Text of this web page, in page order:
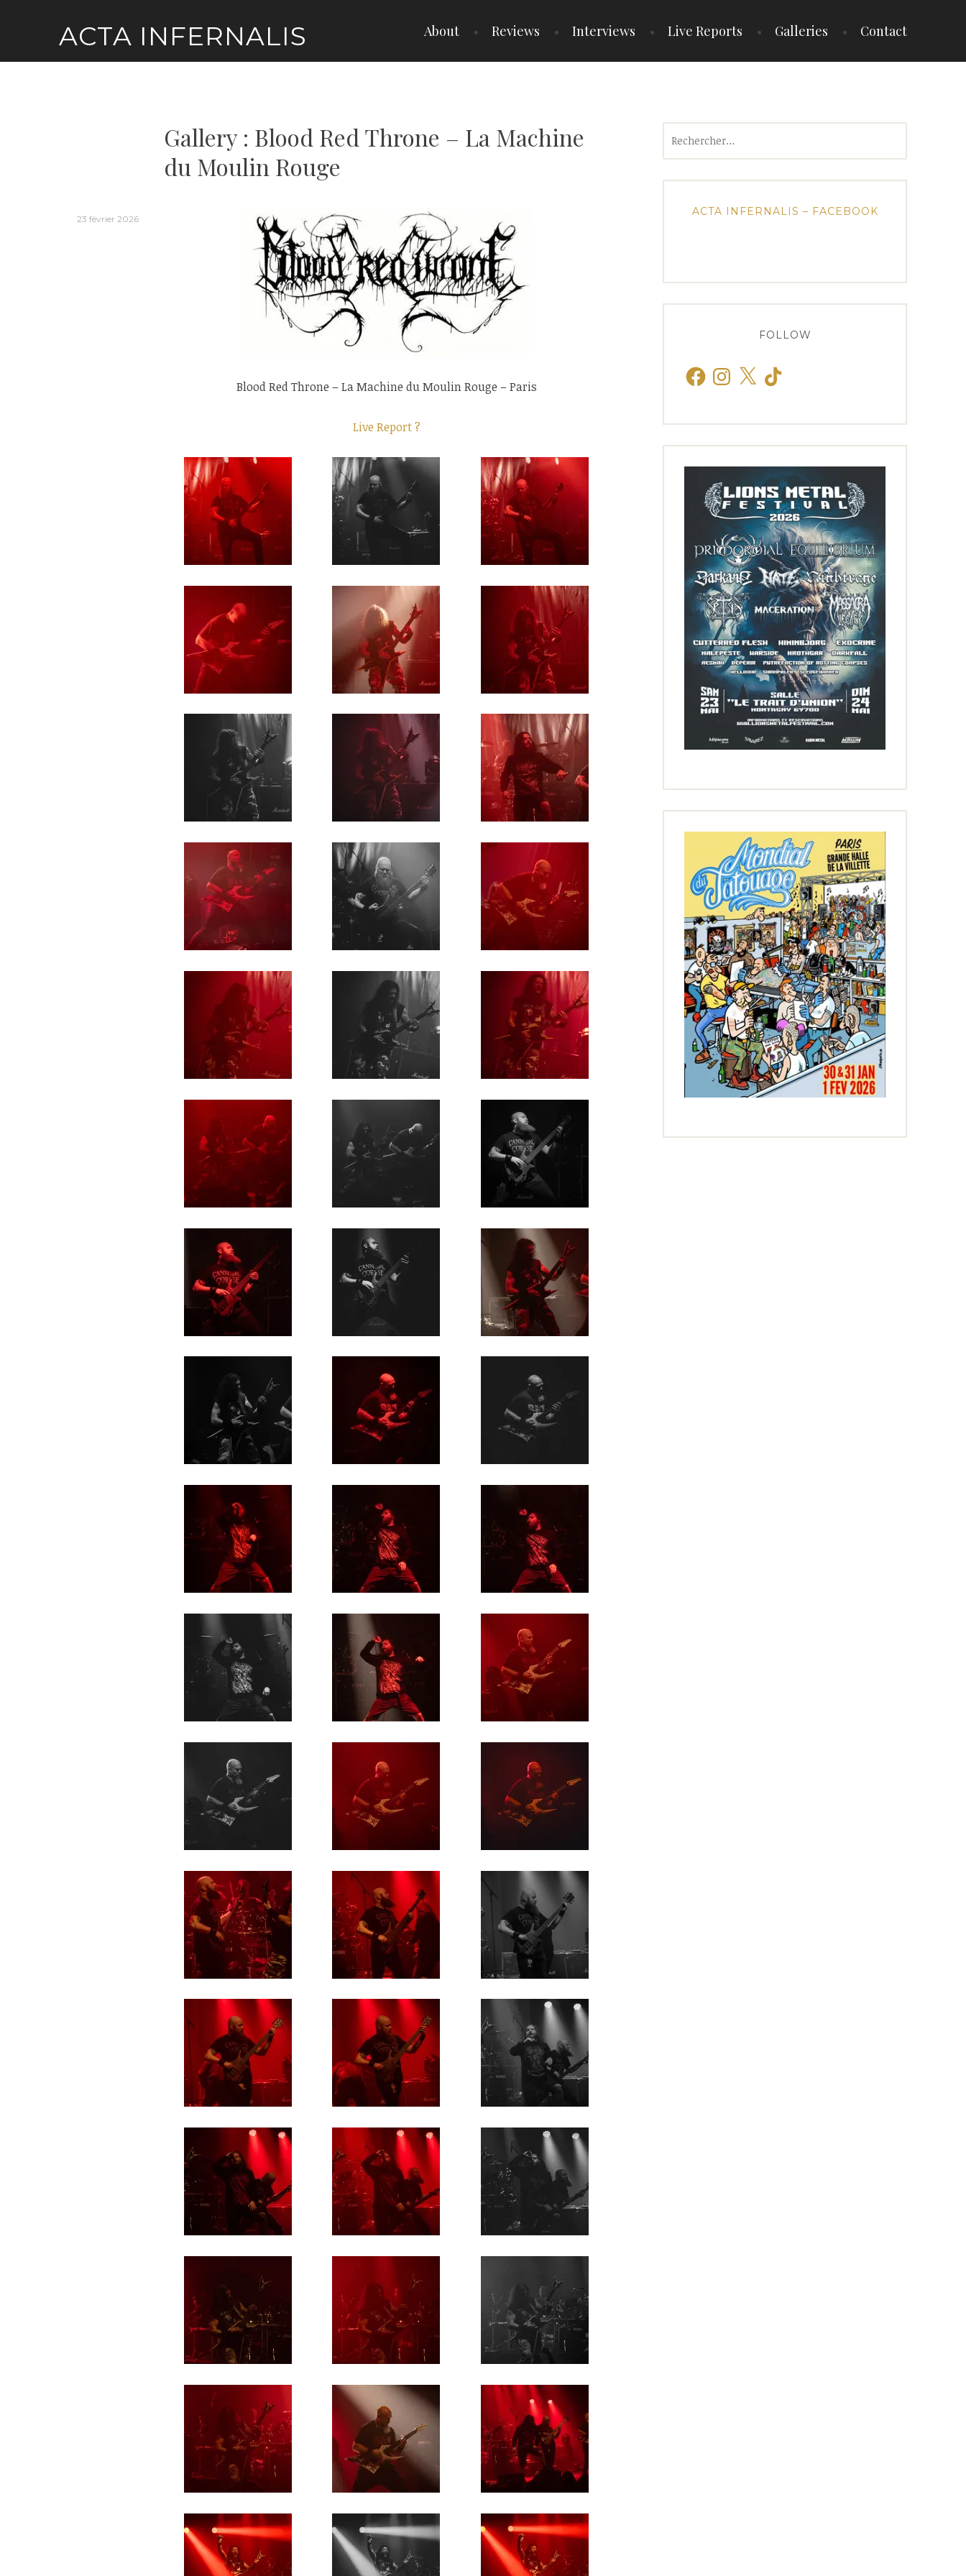
ACTA INFERNALIS About Reviews Interviews Live Reports Galleries Contact
Gallery : Blood Red Throne – La Machine
du Moulin Rouge
23 février 2026
Blood Red Throne – La Machine du Moulin Rouge – Paris
Live Report ?
ACTA INFERNALIS – FACEBOOK
FOLLOW
FacebookInstagram
X TikTok